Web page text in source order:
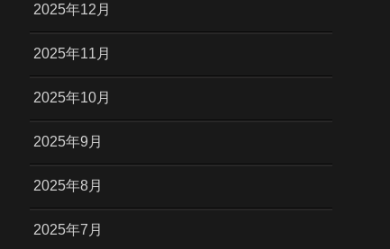
2025年12月
2025年11月
2025年10月
2025年9月
2025年8月
2025年7月